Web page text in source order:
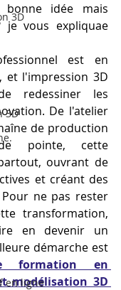
3D
3D
en ligne
idée mais
je vous expliquae
est en
et l'impression 3D
redessiner les
De l'atelier
de production
pointe, cette
ouvrant de
et créant des
ne pas rester
transformation,
en devenir un
démarche est
formation en
modélisation 3D